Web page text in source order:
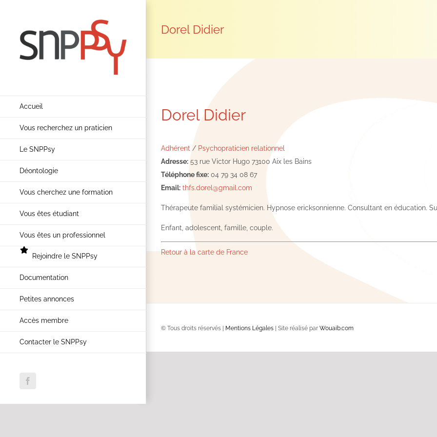
contenu
Accueil
Vous recherchez un praticien
Le SNPPsy
Déontologie
Vous cherchez une formation
Vous êtes étudiant
Vous êtes un professionnel
Rejoindre le SNPPsy
Documentation
Petites annonces
Accès membre
Contacter le SNPPsy
Facebook
Dorel Didier
Dorel Didier
Adhérent / Psychopraticien relationnel
Adresse: 53 rue Victor Hugo 73100 Aix les Bains
Téléphone fixe: 04 79 34 08 67
Email: thfs.dorel@gmail.com
Thérapeute familial systémicien. Hypnose ericksonnienne. Consultant en éducation.
Enfant, adolescent, famille, couple.
Retour à la carte de France
© Tous droits réservés | Mentions Légales | Site réalisé par Wouaib.com